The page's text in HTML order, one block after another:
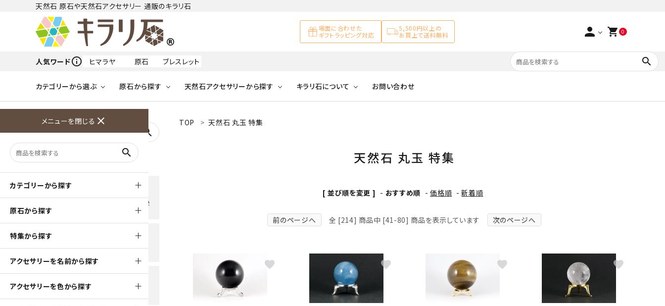
天然石 原石や天然石アクセサリー 通販のキラリ石
場面に合わせた
ギフトラッピング対応
5,500円以上の
お買上で送料無料
person shopping_cart 0
人気ワードinfo_outline ヒマラヤ 原石 ブレスレット search
カテゴリーから選ぶ
天然石 原石
ワイヤーアクセサリー
天然石 ブローチ 天然石置き飾り
大きいサイズの原石
たまご形 特集 ピラミッド型 特集 ハート形 特集 勾玉 特集
美石 特集 ルース 特集 鉱物解説
原石から探す
アクアマリン
アマゾナイト アラゴナイト
ガーネット
黒水晶 クリソコラ クリソプレーズ
K2ブルー
スピネル / パーガサイト ソーダライト
ターコイズ (トルコ石) タイガーアイ/ホークアイ トルマリン
天然石アクセサリーから探す
Pink Yellow
Gray
キラリ石について
キラリ石ポイントに
公式ブログ
お問い合わせ
メニューを閉じる close
search
カテゴリーから探す
原石から探す
特集から探す
アクセサリーを名前から探す
アクセサリーを色から探す
TOP 天然石 丸玉 特集
天然石 丸玉 特集
[ 並び順を変更 ] - おすすめ順 -価格順 -新着順
前のページへ 全 [214] 商品中 [41-80] 商品を表示しています 次のページへ
favorite favorite favorite favorite
フリーワードから探す
search
原石 ループタイ 誕生石
Amzon Payなどお好きな 決
500ptプレゼント
送料全国一律700円
5,500円(税込)以上ご購入で